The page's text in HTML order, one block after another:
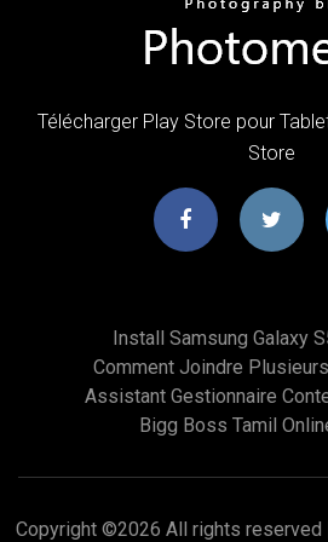
Télécharger Play Store pour
Store
Install Samsung Galaxy
Comment Joindre
Assistant Gestionnaire
Bigg Boss Tamil
Copyright ©2026 All rights